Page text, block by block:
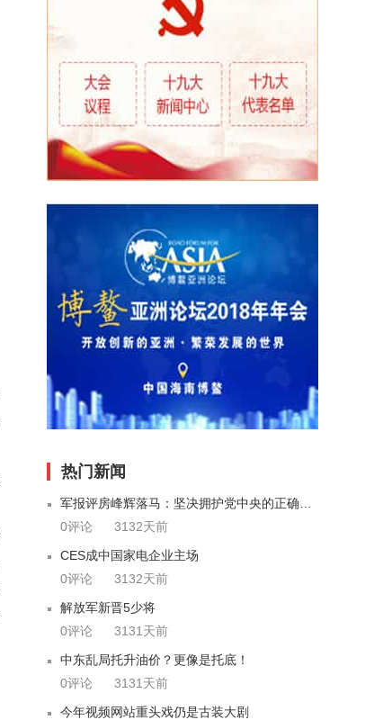
热门新闻
0评论
3132天前
CES成中国家电企业主场
0评论
3132天前
解放军新晋5少将
0评论
3131天前
中东乱局托升油价？更像是托底！
0评论
3131天前
今年视频网站重头戏仍是古装大剧